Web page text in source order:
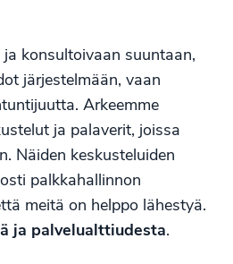
konsultoivaan suuntaan,
järjestelmään, vaan
Arkeemme
ja palaverit, joissa
Näiden keskusteluiden
palkkahallinnon
meitä on helppo lähestyä.
ja palvelualttiudesta.